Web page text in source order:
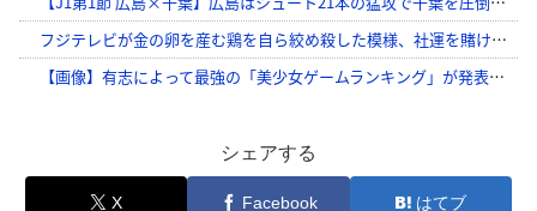
シェアする
X Facebook はてブ